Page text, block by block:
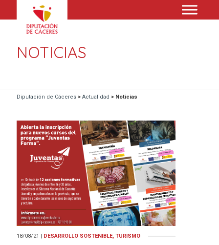
NOTICIAS
Diputación de Cáceres> Actualidad > Noticias
18/08/21 DESARROLLO SOSTENIBLE, TURISMO